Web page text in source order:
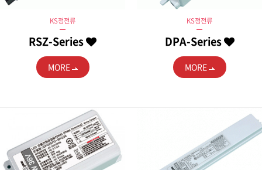
KS정전류
RSZ-Series
MORE
KS정전류
DPA-Series
MORE